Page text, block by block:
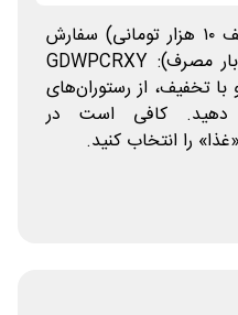
۲۰ هزار تومان تخفیف (۲ تخفیف ۱۰ هزار تومانی) سفارش
غذا با اسنپ! کد تخفیف (۲ بار مصرف): GDWPCRXY
و با تخفیف، از رستوران‌های
کافی است در
را انتخاب کنید.